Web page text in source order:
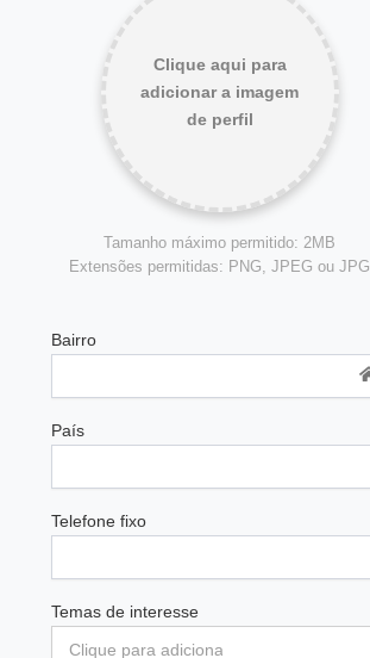
Clique aqui para
adicionar a imagem
de perfil
Tamanho máximo permitido: 2MB
Extensões permitidas: PNG, JPEG ou JPG
Bairro
País
Telefone fixo
Temas de interesse